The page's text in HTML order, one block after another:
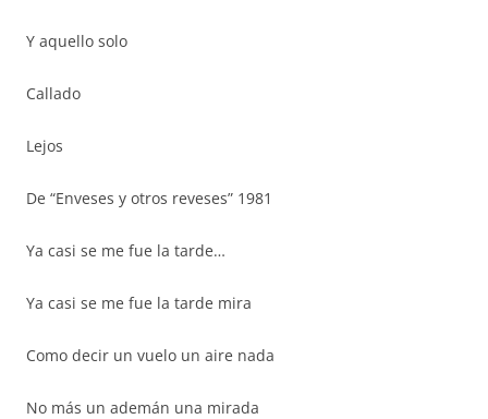
Y aquello solo
Callado
Lejos
De “Enveses y otros reveses” 1981
Ya casi se me fue la tarde…
Ya casi se me fue la tarde mira
Como decir un vuelo un aire nada
No más un ademán una mirada